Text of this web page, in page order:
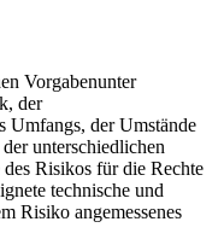
Vorgabenunter
der
Umfangs, der Umstände
unterschiedlichen
Risikos für die Rechte
technische und
Risiko angemessenes